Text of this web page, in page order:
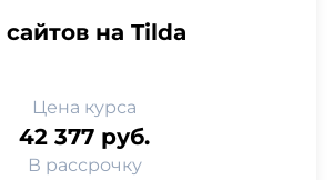
на Tilda
Цена курса
42 377 руб.
В рассрочку